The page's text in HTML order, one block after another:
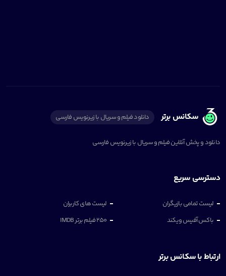
سکانس برتر دانلود فیلم و سریال با زیرنویس فارسی
دانلود و پخش آنلاین فیلم و سریال با زیرنویس فارسی
دسترسی سریع
لیست تمامی بازیگران
لیست های کاربران
باکس آفیس ویکند
250 فیلم برتر IMDB
ارتباط با سکانس برتر